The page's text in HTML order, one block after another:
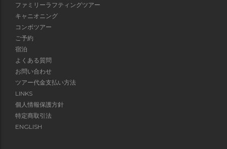
ファミリーラフティングツアー
キャニオニング
コンボツアー
ご予約
宿泊
よくある質問
お問い合わせ
ツアー代金支払い方法
LINKS
個人情報保護方針
特定商取引法
ENGLISH